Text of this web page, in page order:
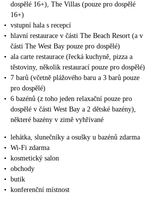
dospělé 16+), The Villas (pouze pro dospělé
16+)
• vstupní hala s recepcí
• hlavní restaurace v části The Beach Resort (a v
části The West Bay pouze pro dospělé)
• ala carte restaurace (řecká kuchyně, pizza a
těstoviny, několik restaurací pouze pro dospělé)
•
7 barů (včetně plážového baru a 3 barů pouze
pro dospělé)
• 6 bazénů (z toho jeden relaxační pouze pro
dospělé v části West Bay a 2 dětské bazény),
některé bazény v zimě vyhřívané
• lehátka, slunečníky a osušky u bazénů zdarma
• Wi-Fi zdarma
• kosmetický salon
• obchody
• butik
• konferenční místnost